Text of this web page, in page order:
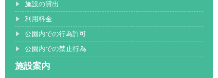
施設の貸出
利用料金
公園内での行為許可
公園内での禁止行為
施設案内